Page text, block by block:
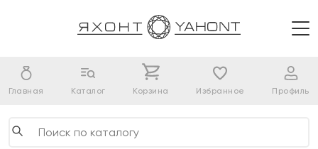
Главная Каталог Корзина Избранное Профиль